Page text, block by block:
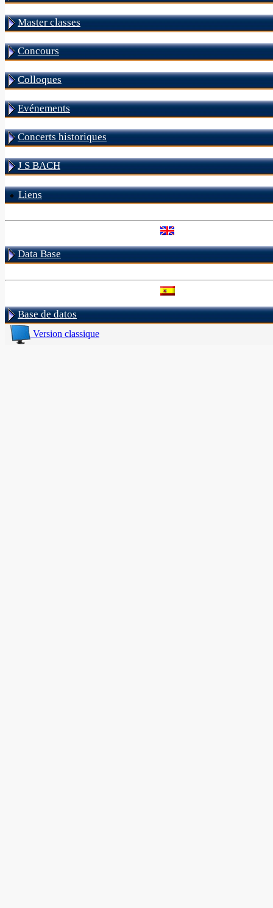
Master classes
Concours
Colloques
Evénements
Concerts historiques
J S BACH
Liens
Data Base
Base de datos
Version classique